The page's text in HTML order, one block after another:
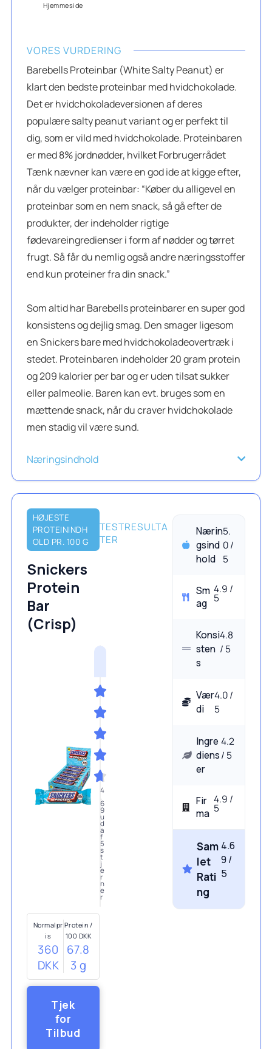
Hjemmeside
VORES VURDERING
Barebells Proteinbar (White Salty Peanut) er
klart den bedste proteinbar med hvidchokolade.
Det er hvidchokoladeversionen af deres
populære salty peanut variant og er perfekt til
dig, som er vild med hvidchokolade. Proteinbaren
er med 8% jordnødder, hvilket Forbrugerrådet
Tænk nævner kan være en god ide at kigge efter,
når du vælger proteinbar: “Køber du alligevel en
proteinbar som en nem snack, så gå efter de
produkter, der indeholder rigtige
fødevareingredienser i form af nødder og tørret
frugt. Så får du nemlig også andre næringsstoffer
end kun proteiner fra din snack.”
Som altid har Barebells proteinbarer en super god
konsistens og dejlig smag. Den smager ligesom
en Snickers bare med hvidchokoladeovertræk i
stedet. Proteinbaren indeholder 20 gram protein
og 209 kalorier per bar og er uden tilsat sukker
eller palmeolie. Baren kan evt. bruges som en
mættende snack, når du craver hvidchokolade
men stadig vil være sund.
Næringsindhold
HØJESTE
PROTEININDH
OLD PR. 100 G
Snickers
Protein
Bar
(Crisp)
4
.
6
9
u
d
a
f
5
s
t
j
e
r
n
e
r
Normalpr
is
360
DKK
Protein /
100 DKK
67.8
3 g
Tjek
for
Tilbud
TESTRESULTA
TER
Nærin
gsind
hold
5.
0 /
5
Sm
ag
4.9 /
5
Konsi
sten
s
4.8
/ 5
Vær
di
4.0 /
5
Ingre
diens
er
4.2
/ 5
Fir
ma
4.9 /
5
Sam
let
Rati
ng
4.6
9 /
5